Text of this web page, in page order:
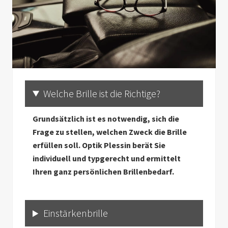
Welche Brille ist die Richtige?
Grundsätzlich ist es notwendig, sich die
Frage zu stellen, welchen Zweck die Brille
erfüllen soll. Optik Plessin berät Sie
individuell und typgerecht und ermittelt
Ihren ganz persönlichen Brillenbedarf.
Einstärkenbrille